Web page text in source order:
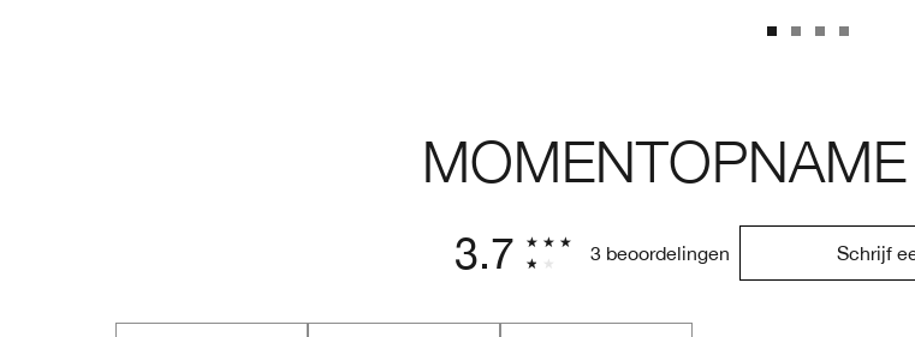
3.7 3 beoordelingen Schrijf